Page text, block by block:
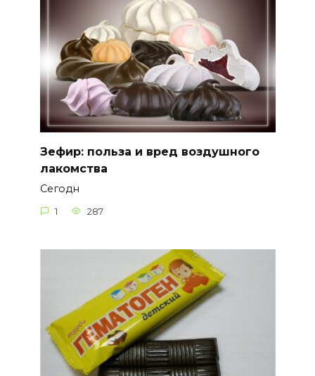
Зефир: польза и вред воздушного
лакомства
Сегодн
1 287